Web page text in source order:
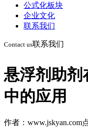
悬浮剂助剂
中的应用
作者：www.jskyan.com
公式化板块
企业文化
联系我们
Contact us联系我们